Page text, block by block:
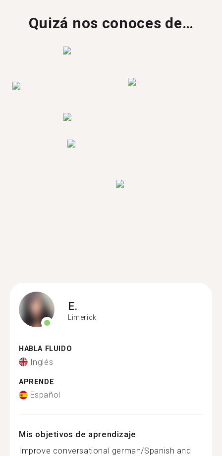
Quizá nos conoces de…
E.
Limerick
HABLA FLUIDO
Inglés
APRENDE
Español
Mis objetivos de aprendizaje
Improve conversational german/Spanish and